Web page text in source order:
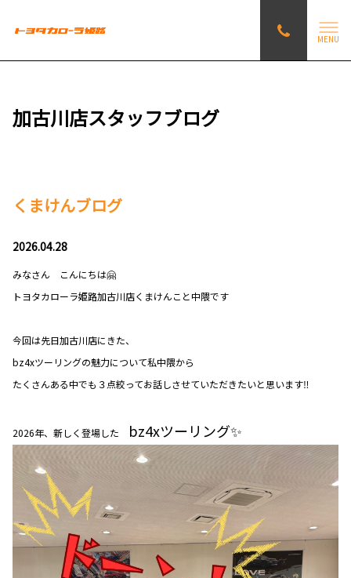
MENU
加古川店スタッフブログ
くまけんブログ
2026.04.28
みなさん こんにちは🤗
トヨタカローラ姫路加古川店くまけんこと中隈です
今回は先日加古川店にきた、
bz4xツーリングの魅力について私中隈から
たくさんある中でも３点絞ってお話しさせていただきたいと思います‼️
2026年、新しく登場した bz4xツーリング✨